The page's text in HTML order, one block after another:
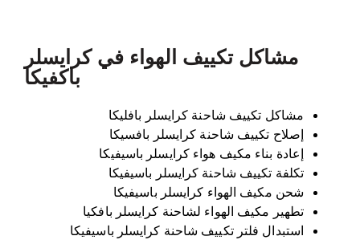
مشاكل تكييف الهواء في كرايسلر
باكفيكا
مشاكل تكييف شاحنة كرايسلر بافليكا
إصلاح تكييف شاحنة كرايسلر بافسيكا
إعادة بناء مكيف هواء كرايسلر باسيفيكا
تكلفة تكييف شاحنة كرايسلر باسيفيكا
شحن مكيف الهواء كرايسلر باسيفيكا
تطهير مكيف الهواء لشاحنة كرايسلر بافكيا
استبدال فلتر تكييف شاحنة كرايسلر باسيفيكا